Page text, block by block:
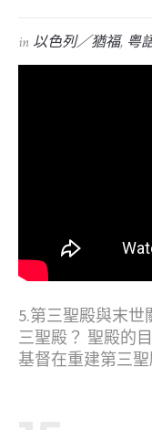
in 以色列／猶福, 粤
5.第三聖殿與末世
三聖殿？ 聖殿的
基督在重建第三